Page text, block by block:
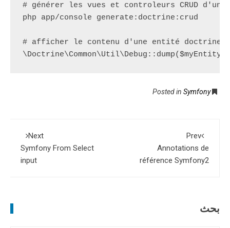
# générer les vues et controleurs CRUD
php app/console generate : doctrine : crud
# afficher le contenu d'une entité doctrine,
\Doctrine\Common\Util\Debug :: dump($myEntity
Posted in
Symfony
Prev
Annotations de
référence Symfony2
Next
Symfony From Select
input
بحث